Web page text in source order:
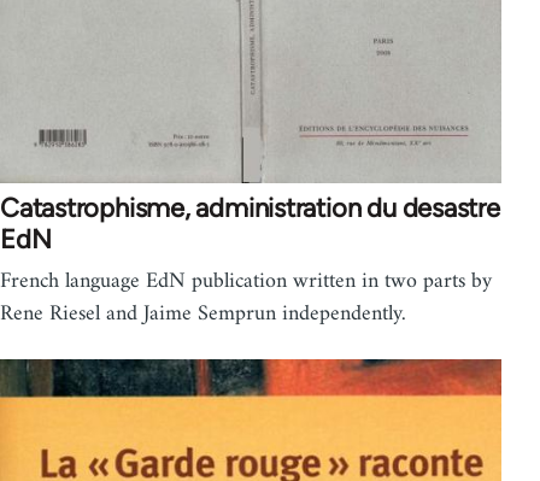
Catastrophisme, administration du desastre
EdN
French language EdN publication written in two parts by
Rene Riesel and Jaime Semprun independently.